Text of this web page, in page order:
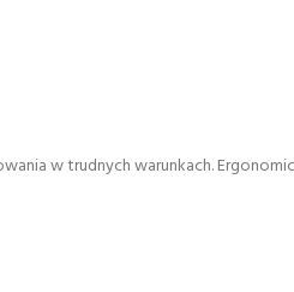
w trudnych warunkach.